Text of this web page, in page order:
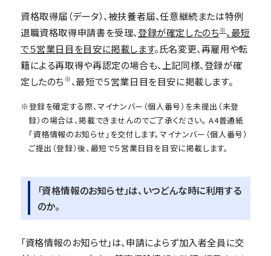
資格取得届（データ）、被扶養者届、任意継続または特例
退職資格取得申請書を受理、登録が確定したのち※、最短
で５営業日目を目安に掲載します。氏名変更、再雇用や転
籍による再取得や再認定の場合も、上記同様、登録が確
定したのち※、最短で５営業日目を目安に掲載します。
※登録を確定する際、マイナンバー（個人番号）を未提出（未登
録）の場合は、掲載できませんのでご了承ください。 A4普通紙
「資格情報のお知らせ」を交付します。マイナンバー（個人番号）
ご提出（登録）後、最短で５営業日目を目安に掲載します。
「資格情報のお知らせ」は、いつどんな時に利用する
のか。
「資格情報のお知らせ」は、申請によらず加入者全員に交